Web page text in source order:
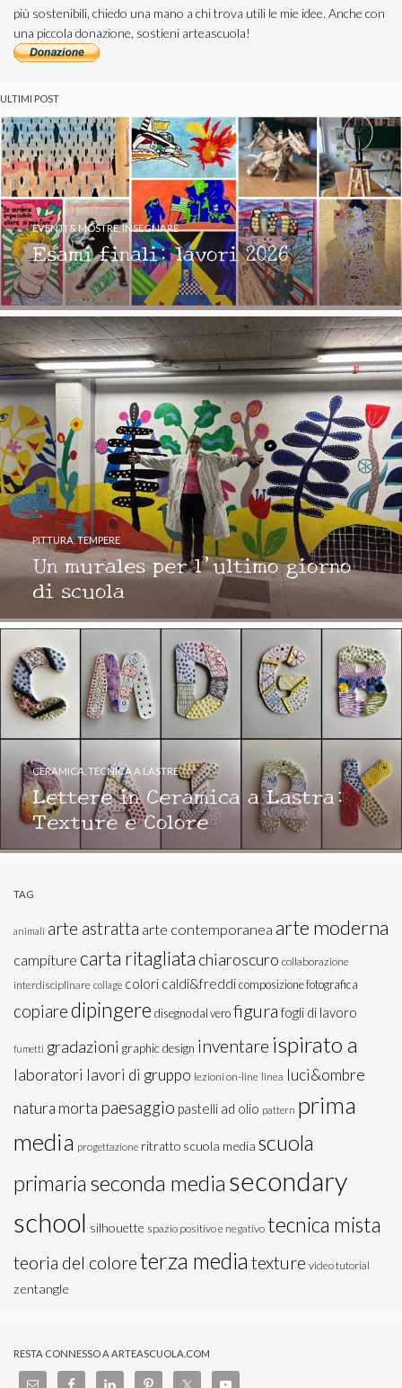
più sostenibili, chiedo una mano a chi trova utili le mie idee. Anche con
una piccola donazione, sostieni arteascuola!
ULTIMI POST
Esami finali: lavori 2026
EVENTI & MOSTRE,INSEGNARE
Un murales per l’ultimo giorno
di scuola
PITTURA,TEMPERE
Lettere in Ceramica a Lastra:
Texture e Colore
CERAMICA TECNICA A LASTRE
TAG
animali arte astratta arte contemporanea arte moderna
campiture carta ritagliata chiaroscuro collaborazione
interdisciplinare collage colori caldi&freddicomposizione fotografica
copiaredipingere disegno dal verofigura fogli di lavoro
fumetti gradazioni graphic design inventare ispirato a
laboratori lavori di gruppo lezioni on-line linea luci&ombre
natura morta paesaggio pastelli ad olio pattern prima
media progettazione ritratto scuola media scuola
primaria seconda media secondary
school silhouette spazio positivo e negativo tecnica mista
teoria del coloreterza media texture video tutorial
zentangle
RESTA CONNESSO A ARTEASCUOLA.COM